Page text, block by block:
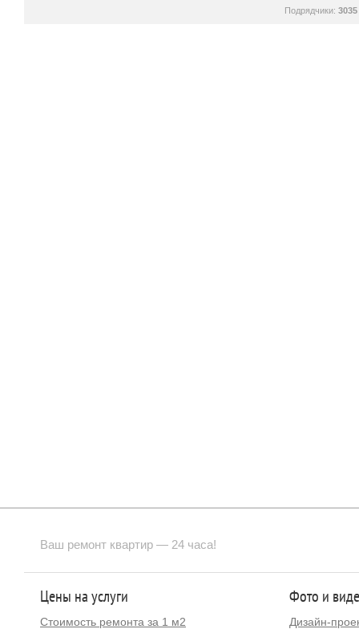
Подрядчики:3035
Ваш ремонт квартир — 24 часа!
Цены на услуги
Стоимость ремонта за 1 м2
Фото и
Дизайн-